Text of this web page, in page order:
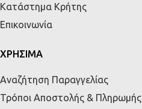
Κατάστημα Κρήτης
Επικοινωνία
ΧΡΗΣΙΜΑ
Αναζήτηση Παραγγελίας
Τρόποι Αποστολής & Πληρωμής